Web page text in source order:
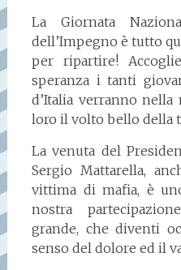
La Giornata
dell’Impegno è tutto
per ripartire!
speranza i tanti
d’Italia verranno
loro il volto bello della
La venuta del
Sergio Mattarella,
vittima di mafia, è
nostra
grande, che diventi
senso del dolore ed il